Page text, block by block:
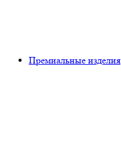
Премиальные изделия